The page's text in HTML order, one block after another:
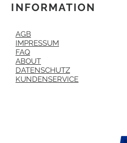
INFORMATION
AGB
IMPRESSUM
FAQ
ABOUT
DATENSCHUTZ
KUNDENSERVICE